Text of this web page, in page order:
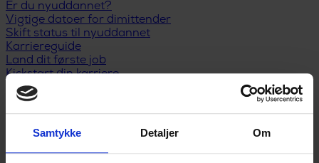
Samtykke Detaljer Om
Er du nyuddannet?
Vigtige datoer for dimittender
Skift status til nyuddannet
Karriereguide
Land dit første job
Kickstart din karriere
I job
Karriererådgivning
Løn og lønforhandling
Trivsel og arbejdsglæde
Karriereplan
Kompetenceudvikling